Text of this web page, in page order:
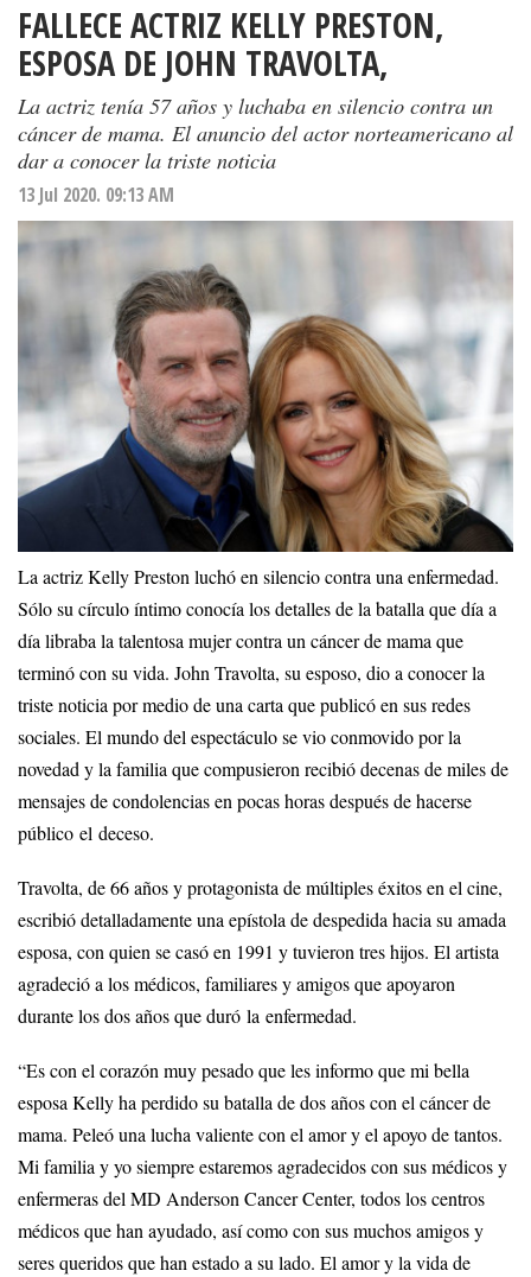
FALLECE ACTRIZ KELLY PRESTON,
ESPOSA DE JOHN TRAVOLTA,
La actriz tenía 57 años y luchaba en silencio contra un
cáncer de mama. El anuncio del actor norteamericano al
dar a conocer la triste noticia
13 Jul 2020. 09:13 AM
La actriz Kelly Preston luchó en silencio contra una enfermedad.
Sólo su círculo íntimo conocía los detalles de la batalla que día a
día libraba la talentosa mujer contra un cáncer de mama que
terminó con su vida. John Travolta, su esposo, dio a conocer la
triste noticia por medio de una carta que publicó en sus redes
sociales. El mundo del espectáculo se vio conmovido por la
novedad y la familia que compusieron recibió decenas de miles de
mensajes de condolencias en pocas horas después de hacerse
público el deceso.
Travolta, de 66 años y protagonista de múltiples éxitos en el cine,
escribió detalladamente una epístola de despedida hacia su amada
esposa, con quien se casó en 1991 y tuvieron tres hijos. El artista
agradeció a los médicos, familiares y amigos que apoyaron
durante los dos años que duró la enfermedad.
“Es con el corazón muy pesado que les informo que mi bella
esposa Kelly ha perdido su batalla de dos años con el cáncer de
mama. Peleó una lucha valiente con el amor y el apoyo de tantos.
Mi familia y yo siempre estaremos agradecidos con sus médicos y
enfermeras del MD Anderson Cancer Center, todos los centros
médicos que han ayudado, así como con sus muchos amigos y
seres queridos que han estado a su lado. El amor y la vida de